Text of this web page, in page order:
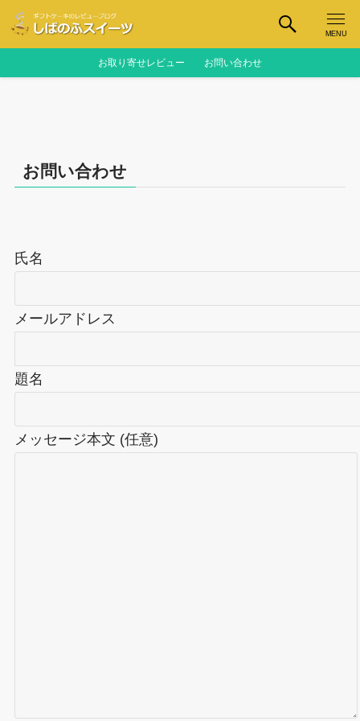
MENU
お取り寄せレビュー お問い合わせ
お問い合わせ
氏名
メールアドレス
題名
メッセージ本文 (任意)